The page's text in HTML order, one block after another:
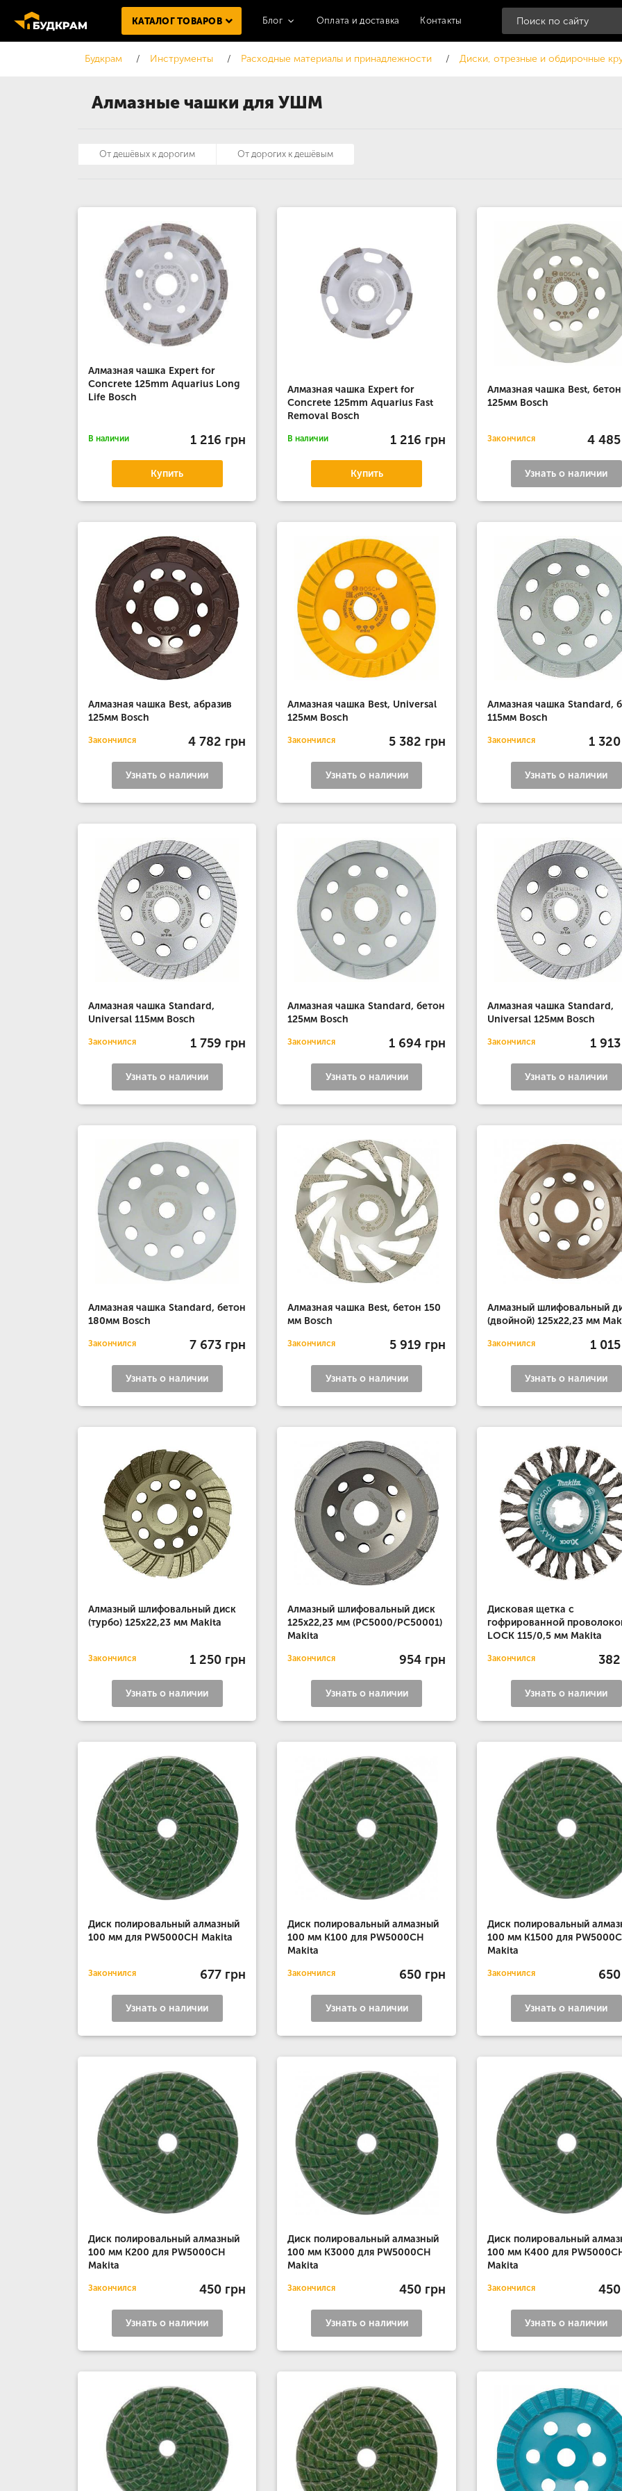
Алмазные чашки для УШМ
КАТАЛОГ ТОВАРОВ Блог Оплата и доставка Контакты
Будкрам Инструменты Расходные материалы и принадлежности Диски, отрезные и обдирочные
Алмазная чашка Expert for
Concrete 125mm Aquarius Long
Life Bosch
В наличии 1 216 грн
Купить
Алмазная чашка Expert for
Concrete 125mm Aquarius Fast
Removal Bosch
В наличии 1 216 грн
Купить
Алмазная чашка Best, бетон
125мм Bosch
Закончился 4
Узнать о наличии
Алмазная чашка Best, абразив
125мм Bosch
Закончился 4 782 грн
Узнать о наличии
Алмазная чашка Best, Universal
125мм Bosch
Закончился 5 382 грн
Узнать о наличии
Алмазная чашка Standard,
115мм Bosch
Закончился 1
Узнать о наличии
Алмазная чашка Standard,
Universal 115мм Bosch
Закончился 1 759 грн
Узнать о наличии
Алмазная чашка Standard, бетон
125мм Bosch
Закончился 1 694 грн
Узнать о наличии
Алмазная чашка Standard,
Universal 125мм Bosch
Закончился 1
Узнать о наличии
Алмазная чашка Standard, бетон
180мм Bosch
Закончился 7 673 грн
Узнать о наличии
Алмазная чашка Best, бетон 150
мм Bosch
Закончился 5 919 грн
Узнать о наличии
Алмазный шлифовальный
(двойной) 125х22,23 мм
Закончился 1
Узнать о наличии
Алмазный шлифовальный диск
(турбо) 125х22,23 мм Makita
Закончился 1 250 грн
Узнать о наличии
Алмазный шлифовальный диск
125х22,23 мм (PC5000/PC50001)
Makita
Закончился 954 грн
Узнать о наличии
Дисковая щетка с
гофрированной
LOCK 115/0,5 мм Makita
Закончился
Узнать о наличии
Диск полировальный алмазный
100 мм для PW5000CH Makita
Закончился 677 грн
Узнать о наличии
Диск полировальный алмазный
100 мм K100 для PW5000CH
Makita
Закончился 650 грн
Узнать о наличии
Диск полировальный
100 мм K1500 для
Makita
Закончился
Узнать о наличии
Диск полировальный алмазный
100 мм K200 для PW5000CH
Makita
Закончился 450 грн
Узнать о наличии
Диск полировальный алмазный
100 мм K3000 для PW5000CH
Makita
Закончился 450 грн
Узнать о наличии
Диск полировальный
100 мм K400 для
Makita
Закончился
Узнать о наличии
От дешёвых к дорогим От дорогих к дешёвым